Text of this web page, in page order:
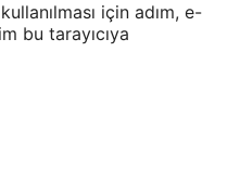
için adım, e-
bu tarayıcıya